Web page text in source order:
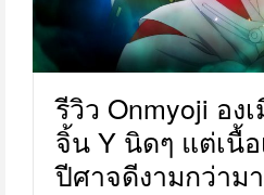
รีวิว Onmyoji อง
จิ้น Y นิดๆ แต่เนื้อ
ปีศาจดีงามกว่าม